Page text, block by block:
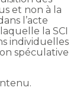
et non à la
l’acte
la SCI
individuelles
spéculative